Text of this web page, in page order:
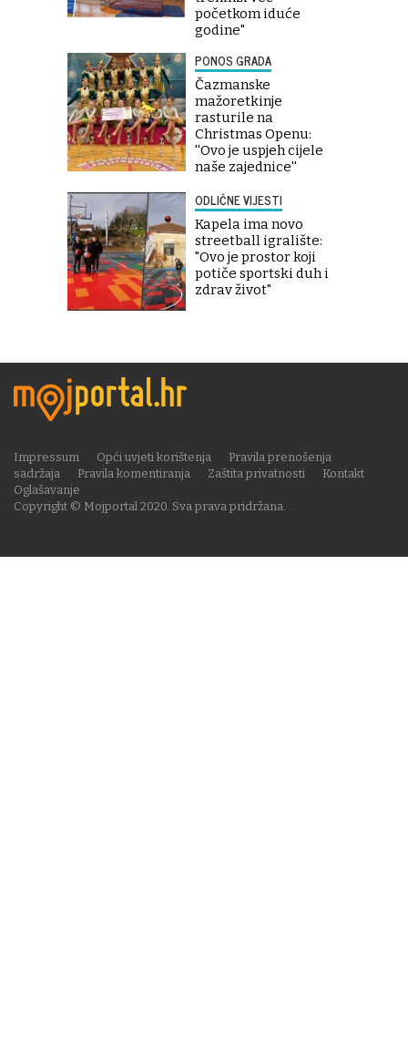
početkom iduće
godine"
PONOS GRADA
Čazmanske
mažoretkinje
rasturile na
Christmas Openu:
''Ovo je uspjeh cijele
naše zajednice''
ODLIČNE VIJESTI
Kapela ima novo
streetball igralište:
"Ovo je prostor koji
potiče sportski duh i
zdrav život"
Copyright © Mojportal 2020. Sva prava pridržana.
Impressum Opći uvjeti korištenja
Pravila prenošenja
sadržaja
Pravila komentiranja Zaštita privatnosti
Kontakt
Oglašavanje